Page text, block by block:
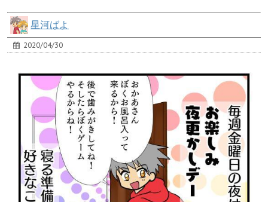
星河ばよ
2020/04/30